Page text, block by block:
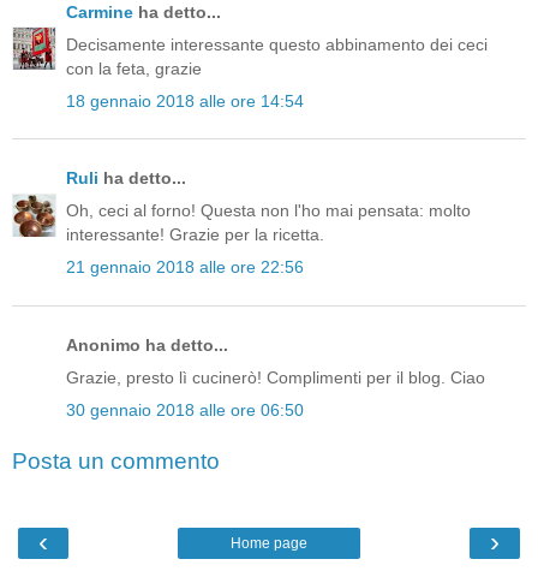
Carmine ha detto...
Decisamente interessante questo abbinamento dei ceci
con la feta, grazie
18 gennaio 2018 alle ore 14:54
Ruli ha detto...
Oh, ceci al forno! Questa non l'ho mai pensata: molto
interessante! Grazie per la ricetta.
21 gennaio 2018 alle ore 22:56
Anonimo ha detto...
Grazie, presto lì cucinerò! Complimenti per il blog. Ciao
30 gennaio 2018 alle ore 06:50
Posta un commento
‹ ›
Home page